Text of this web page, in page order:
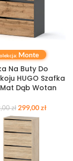
Monte
Na Buty Do
HUGO Szafka
Dąb Wotan
zł 299,00zł